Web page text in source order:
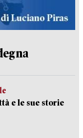
e le sue storie